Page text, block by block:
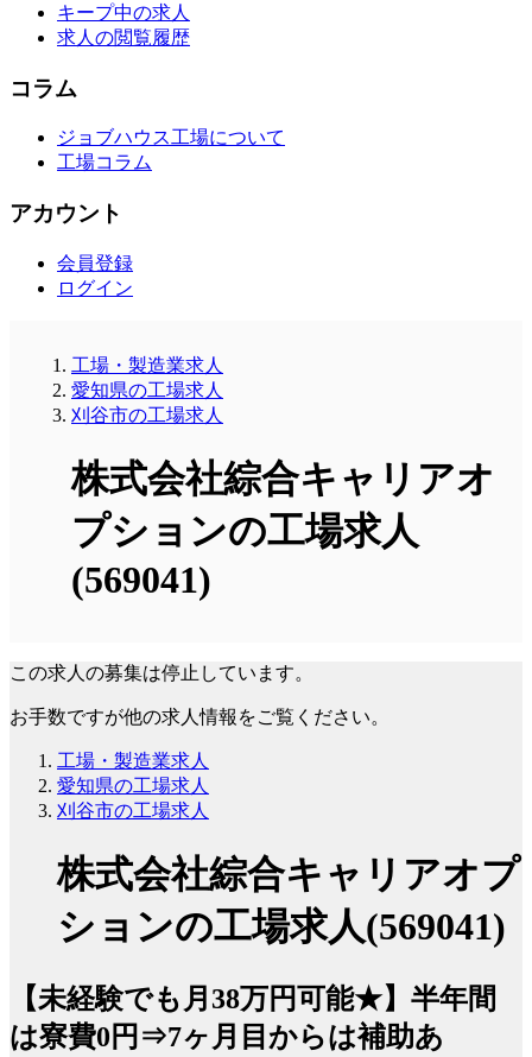
キープ中の求人
求人の閲覧履歴
コラム
ジョブハウス工場について
工場コラム
アカウント
会員登録
ログイン
工場・製造業求人
愛知県の工場求人
刈谷市の工場求人
株式会社綜合キャリアオ
プションの工場求人
(569041)
この求人の募集は停止しています。
お手数ですが他の求人情報をご覧ください。
工場・製造業求人
愛知県の工場求人
刈谷市の工場求人
株式会社綜合キャリアオプ
ションの工場求人(569041)
【未経験でも月38万円可能★】半年間
は寮費0円⇒7ヶ月目からは補助あ